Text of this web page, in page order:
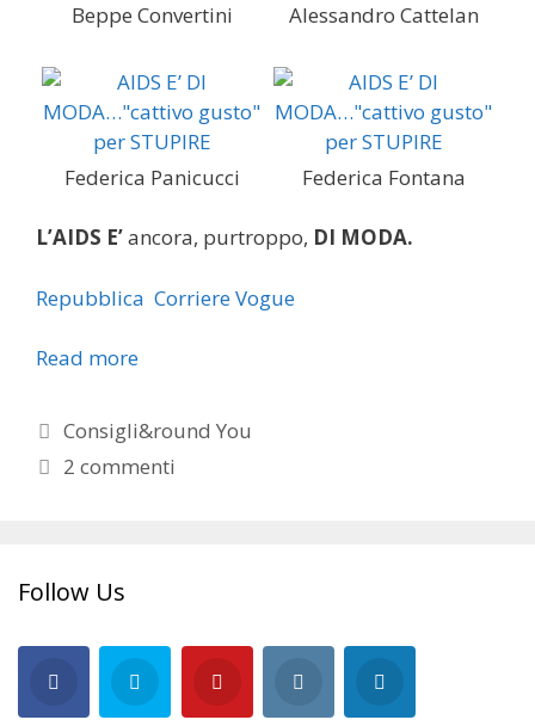
Beppe Convertini Alessandro Cattelan
Federica Panicucci Federica Fontana
L’AIDS E’ancora, purtroppo, DI MODA.
Repubblica CorriereVogue
Read more
Categorie
Consigli&round You
2 commenti
Follow Us